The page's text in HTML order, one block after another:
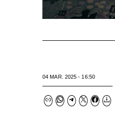
04 MAR. 2025 - 16:50